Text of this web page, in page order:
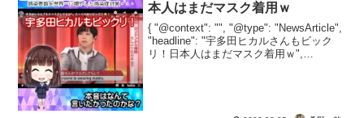
本人はまだマスク着用ｗ
{ "@context": "", "@type": "NewsArticle",
"headline": "宇多田ヒカルさんもビック
リ！日本人はまだマスク着用ｗ",